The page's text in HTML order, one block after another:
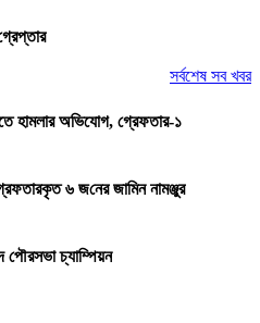
সর্বশেষ সব খবর
হামলার অভিযোগ, গ্রেফতার-১
৬ জ‌নের জা‌মিন নামঞ্জুর
পৌরসভা চ্যাম্পিয়ন